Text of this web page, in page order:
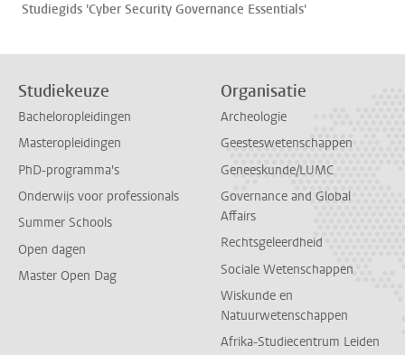
Studiegids 'Cyber Security Governance Essentials'
Studiekeuze
Bacheloropleidingen
Masteropleidingen
PhD-programma's
Onderwijs voor professionals
Summer Schools
Open dagen
Master Open Dag
Organisatie
Archeologie
Geesteswetenschappen
Geneeskunde/LUMC
Governance and Global
Affairs
Rechtsgeleerdheid
Sociale Wetenschappen
Wiskunde en
Natuurwetenschappen
Afrika-Studiecentrum Leiden